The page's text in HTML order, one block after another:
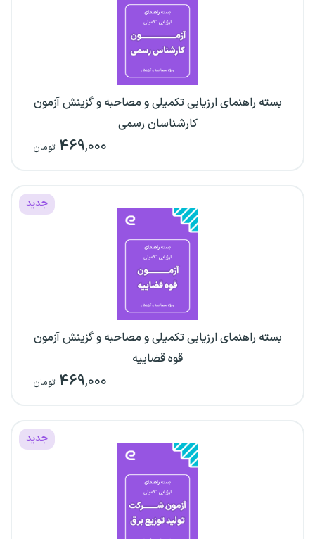
بسته راهنمای ارزیابی تکمیلی و مصاحبه و گزینش آزمون
کارشناسان رسمی
۴۶۹,۰۰۰ تومان
جدید
بسته راهنمای ارزیابی تکمیلی و مصاحبه و گزینش آزمون
قوه قضاییه
۴۶۹,۰۰۰ تومان
جدید